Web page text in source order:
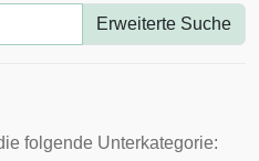
Erweiterte Suche
folgende Unterkategorie: